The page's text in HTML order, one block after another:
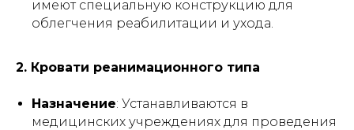
имеют специальную конструкцию для
облегчения реабилитации и ухода.
2. Кровати реанимационного типа
Назначение: Устанавливаются в
медицинских учреждениях для проведения